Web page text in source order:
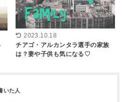
2023.10.18
チアゴ・アルカンタラ選手の家族
は？妻や子供も気になる♡